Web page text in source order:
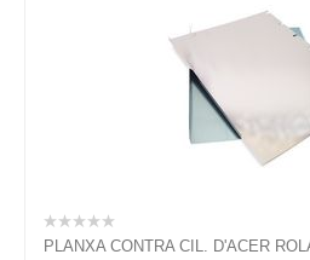
PLANXA CONTRA CIL. D'ACER